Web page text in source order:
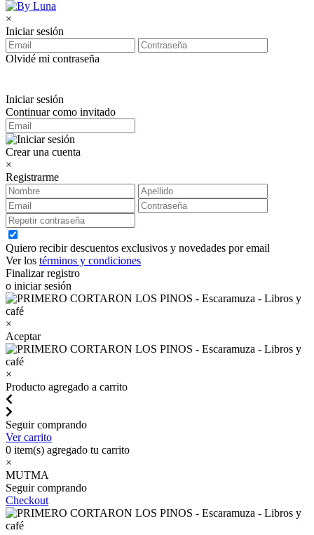
×
Iniciar sesión
Olvidé mi contraseña
Iniciar sesión
Continuar como invitado
Crear una cuenta
×
Registrarme
Quiero recibir descuentos exclusivos y novedades por email
Ver los términos y condiciones
Finalizar registro
o iniciar sesión
×
Aceptar
×
Producto agregado a carrito
Seguir comprando
Ver carrito
0 item(s) agregado tu carrito
×
MUTMA
Seguir comprando
Checkout